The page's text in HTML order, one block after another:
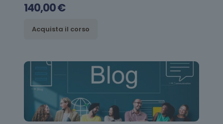
140,00€
Acquista il corso